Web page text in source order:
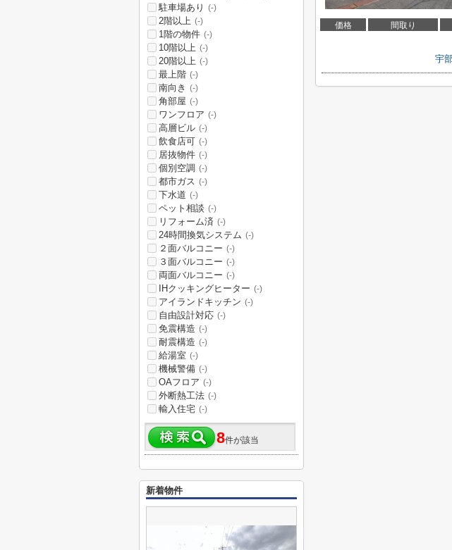
価格 間取り
宇
駐車場あり (-)
2階以上 (-)
1階の物件 (-)
10階以上 (-)
20階以上 (-)
最上階 (-)
南向き (-)
角部屋 (-)
ワンフロア (-)
高層ビル (-)
飲食店可 (-)
居抜物件 (-)
個別空調 (-)
都市ガス (-)
下水道 (-)
ペット相談 (-)
リフォーム済 (-)
24時間換気システム (-)
２面バルコニー (-)
３面バルコニー (-)
両面バルコニー (-)
IHクッキングヒーター (-)
アイランドキッチン (-)
自由設計対応 (-)
免震構造 (-)
耐震構造 (-)
給湯室 (-)
機械警備 (-)
OAフロア (-)
外断熱工法 (-)
輸入住宅 (-)
8件が該当
新着物件